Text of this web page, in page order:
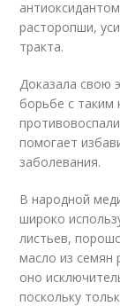
расторопши,
тракта.
Доказала свою
борьбе с таким
помогает
заболевания.
В народной
широко
листьев,
масло из семян
оно
поскольку